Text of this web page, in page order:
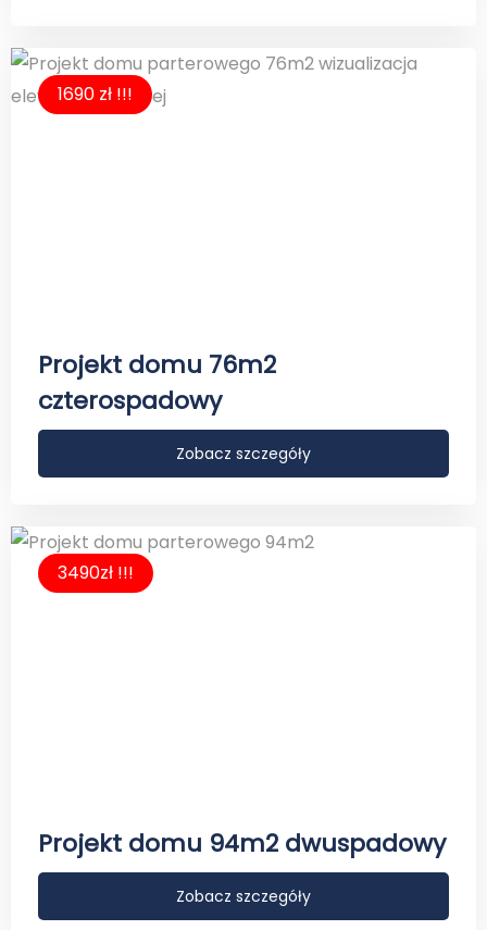
1690 zł !!!
Projekt domu 76m2
czterospadowy
Zobacz szczegóły
3490zł !!!
Projekt domu 94m2 dwuspadowy
Zobacz szczegóły